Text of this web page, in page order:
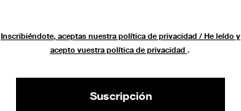
Inscribiéndote, aceptas nuestra política de privacidad / He leído y
acepto vuestra política de privacidad .
Suscripción